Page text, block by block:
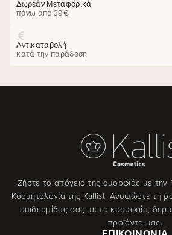
Δωρεάν Μεταφορικά
πάνω από 39€
Αντικαταβολή
κατά την παράδοση
Ζήστε το απόγειο της ομορφιάς με την
Κοσμητολογία της Kallist. Ανυψώστε τη
επιδερμίδας σας με τα κορυφαία,
προϊόντα μας.